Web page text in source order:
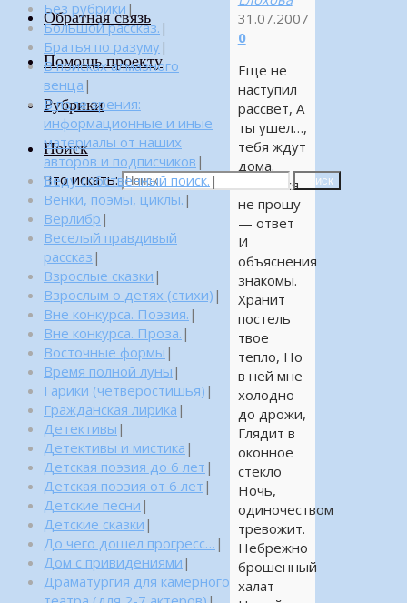
Обратная связь
Помощь проекту
Рубрики
Поиск
Что искать: Поиск
31.07.2007
0
Еще не
наступил
рассвет, А
ты ушел…,
тебя ждут
дома.
Остаться
не прошу
— ответ
И
объяснения
знакомы.
Хранит
постель
твое
тепло, Но
в ней мне
холодно
до дрожи,
Глядит в
оконное
стекло
Ночь,
одиночеством
тревожит.
Небрежно
брошенный
халат –
Без рубрики |
Большой рассказ. |
Братья по разуму|
В поисках алмазного
венца |
В поле зрения:
информационные и иные
материалы от наших
авторов и подписчиков |
Веду собственный поиск. |
Венки, поэмы, циклы. |
Верлибр |
Веселый правдивый
рассказ |
Взрослые сказки |
Взрослым о детях (стихи) |
Вне конкурса. Поэзия. |
Вне конкурса. Проза. |
Восточные формы |
Время полной луны |
Гарики (четверостишья) |
Гражданская лирика |
Детективы |
Детективы и мистика |
Детская поэзия до 6 лет |
Детская поэзия от 6 лет |
Детские песни |
Детские сказки |
До чего дошел прогресс… |
Дом с привидениями |
Драматургия для камерного